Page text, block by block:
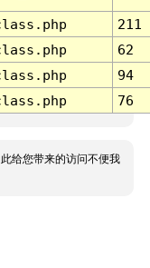
211
62
94
76
给您带来的访问不便我